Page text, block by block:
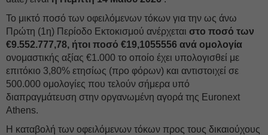
Το μικτό ποσό των οφειλόμενων τόκων για την ως άνω
Πρώτη (1η) Περίοδο Εκτοκισμού ανέρχεται στο ποσό των
€9.552.777,78, ήτοι ποσό €19,1055556 ανά ομολογία
ονομαστικής αξίας €1.000 το οποίο έχει υπολογισθεί με
επιτόκιο 3,80% ετησίως (προ φόρων) και αντιστοιχεί σε
500.000 ομολογίες που τελούν σήμερα υπό
διαπραγμάτευση στην οργανωμένη αγορά της Euronext
Athens.
Η καταβολή των οφειλόμενων τόκων προς τους δικαιούχους